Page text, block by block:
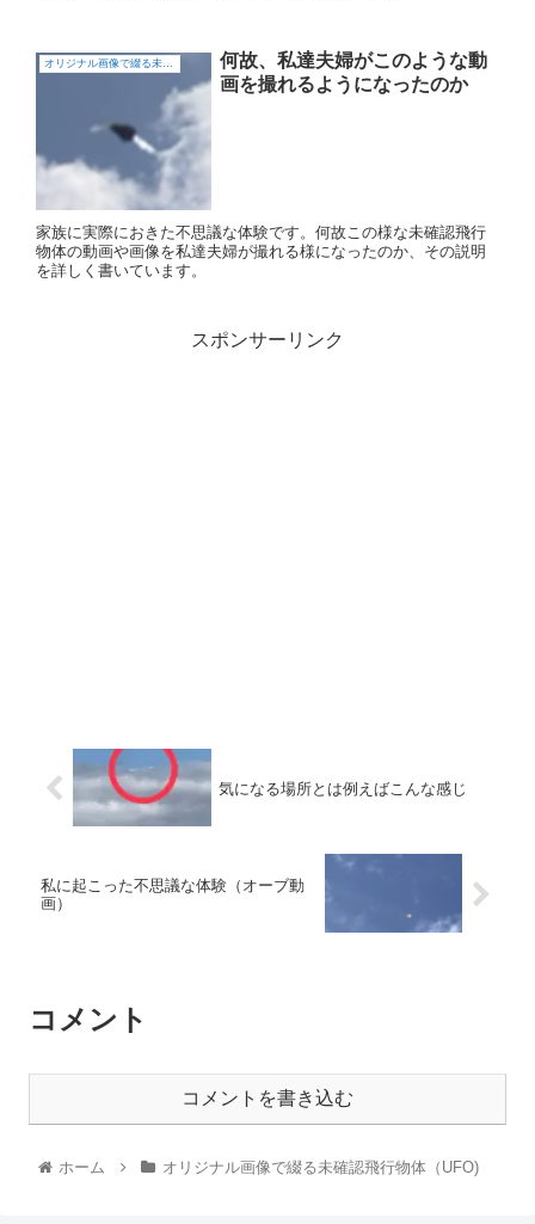
オリジナル画像で綴る未確認飛行物体（UFO)
何故、私達夫婦がこのような動
画を撮れるようになったのか
家族に実際におきた不思議な体験です。何故この様な未確認飛行
物体の動画や画像を私達夫婦が撮れる様になったのか、その説明
を詳しく書いています。
スポンサーリンク
気になる場所とは例えばこんな感じ
私に起こった不思議な体験（オーブ動
画）
コメント
コメントを書き込む
ホーム オリジナル画像で綴る未確認飛行物体（UFO)